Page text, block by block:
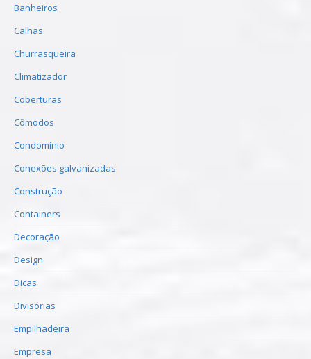
Banheiros
Calhas
Churrasqueira
Climatizador
Coberturas
Cômodos
Condomínio
Conexões galvanizadas
Construção
Containers
Decoração
Design
Dicas
Divisórias
Empilhadeira
Empresa